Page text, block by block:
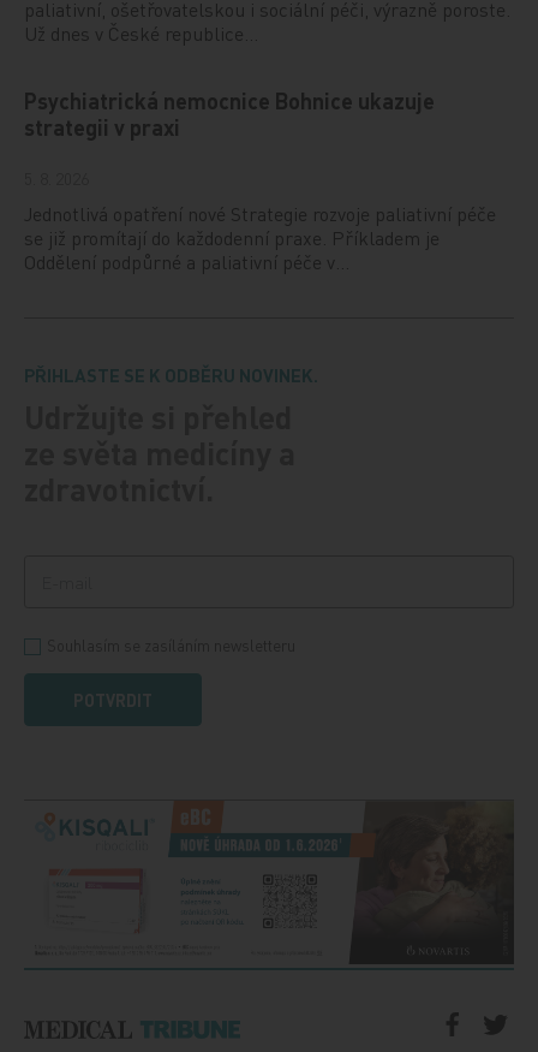
paliativní, ošetřovatelskou i sociální péči, výrazně poroste.
Už dnes v České republice…
Psychiatrická nemocnice Bohnice ukazuje
strategii v praxi
Jednotlivá opatření nové Strategie rozvoje paliativní péče
se již promítají do každodenní praxe. Příkladem je
Oddělení podpůrné a paliativní péče v…
PŘIHLASTE SE K ODBĚRU NOVINEK.
POTVRDIT